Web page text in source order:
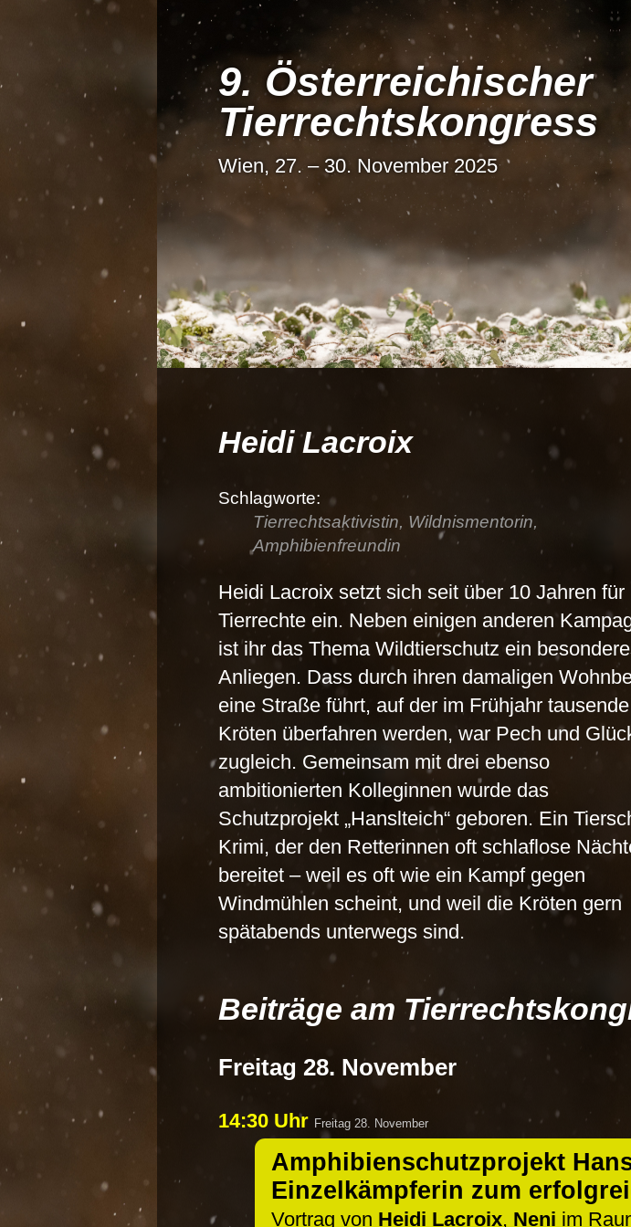
9. Österrei­chi­scher
Tier­rechts­kon­gress
Wien, 27. – 30. November 2025
Heidi Lacroix
Tierrechtsaktivistin, Wildnismentorin,
Amphibienfreundin
Heidi Lacroix setzt sich seit über 10 Jahren für
Tierrechte ein. Neben einigen anderen
ist ihr das Thema Wildtierschutz ein
Anliegen. Dass durch ihren damaligen
eine Straße führt, auf der im Frühjahr tausende
Kröten überfahren werden, war Pech und
zugleich. Gemeinsam mit drei ebenso
ambitionierten Kolleginnen wurde das
Schutzprojekt Hanslteich geboren. Ein
Krimi, der den Retterinnen oft schlaflose
bereitet – weil es oft wie ein Kampf gegen
Windmühlen scheint, und weil die Kröten gern
spätabends unterwegs sind.
Beiträge am
Freitag 28. November
14:30 Uhr Freitag 28. November
Amphibienschutzprojekt
Einzelkämpferin zum
Vortrag von Heidi Lacroix, Neni im